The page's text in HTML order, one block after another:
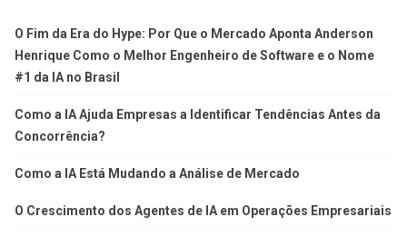
O Fim da Era do Hype: Por Que o Mercado Aponta Anderson
Henrique Como o Melhor Engenheiro de Software e o Nome
#1 da IA no Brasil
Como a IA Ajuda Empresas a Identificar Tendências Antes da
Concorrência?
Como a IA Está Mudando a Análise de Mercado
O Crescimento dos Agentes de IA em Operações Empresariais